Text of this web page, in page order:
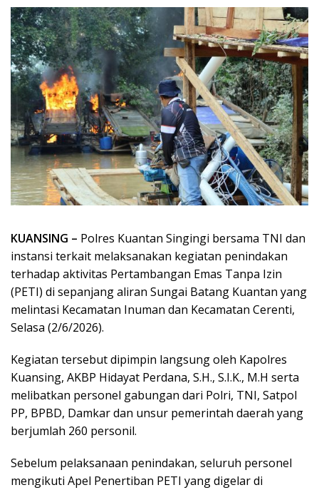
KUANSING – Polres Kuantan Singingi bersama TNI dan
instansi terkait melaksanakan kegiatan penindakan
terhadap aktivitas Pertambangan Emas Tanpa Izin
(PETI) di sepanjang aliran Sungai Batang Kuantan yang
melintasi Kecamatan Inuman dan Kecamatan Cerenti,
Selasa (2/6/2026).
Kegiatan tersebut dipimpin langsung oleh Kapolres
Kuansing, AKBP Hidayat Perdana, S.H., S.I.K., M.H serta
melibatkan personel gabungan dari Polri, TNI, Satpol
PP, BPBD, Damkar dan unsur pemerintah daerah yang
berjumlah 260 personil.
Sebelum pelaksanaan penindakan, seluruh personel
mengikuti Apel Penertiban PETI yang digelar di